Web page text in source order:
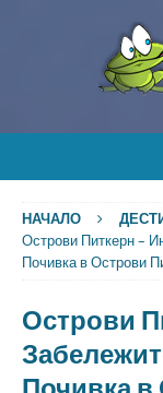
НАЧАЛО
Острови Питкерн –
Почивка в Острови
Острови